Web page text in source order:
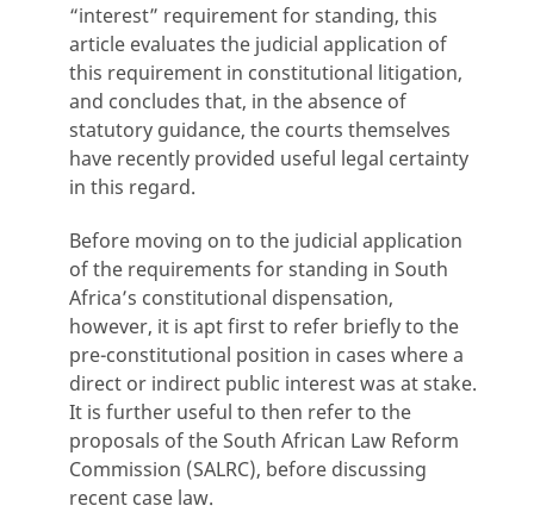
“interest” requirement for standing, this
article evaluates the judicial application of
this requirement in constitutional litigation,
and concludes that, in the absence of
statutory guidance, the courts themselves
have recently provided useful legal certainty
in this regard.
Before moving on to the judicial application
of the requirements for standing in South
Africa’s constitutional dispensation,
however, it is apt first to refer briefly to the
pre-constitutional position in cases where a
direct or indirect public interest was at stake.
It is further useful to then refer to the
proposals of the South African Law Reform
Commission (SALRC), before discussing
recent case law.